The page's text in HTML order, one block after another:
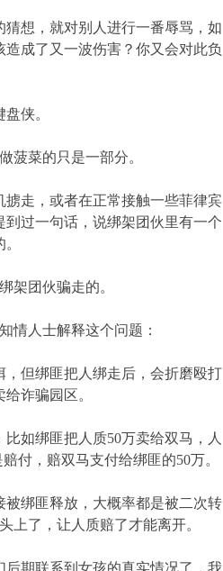
想，就对别人进行一番辱骂，如
成了又一波伤害？你又会对此负
侠。
菠菜的只是一部分。
走，或者在正常接触一些菲律宾
过一句话，说绑架团伙里有一个
架团伙骗走的。
情人士解释这个问题：
但绑匪把人绑走后，会折磨殴打
诈骗园区。
如绑匪把人质50万卖给双马，人
付，赔双马支付给绑匪的50万。
绑匪释放，大概率都是被二次转
上了，让人质赔了才能离开。
期联系到女孩的真实情况了，我